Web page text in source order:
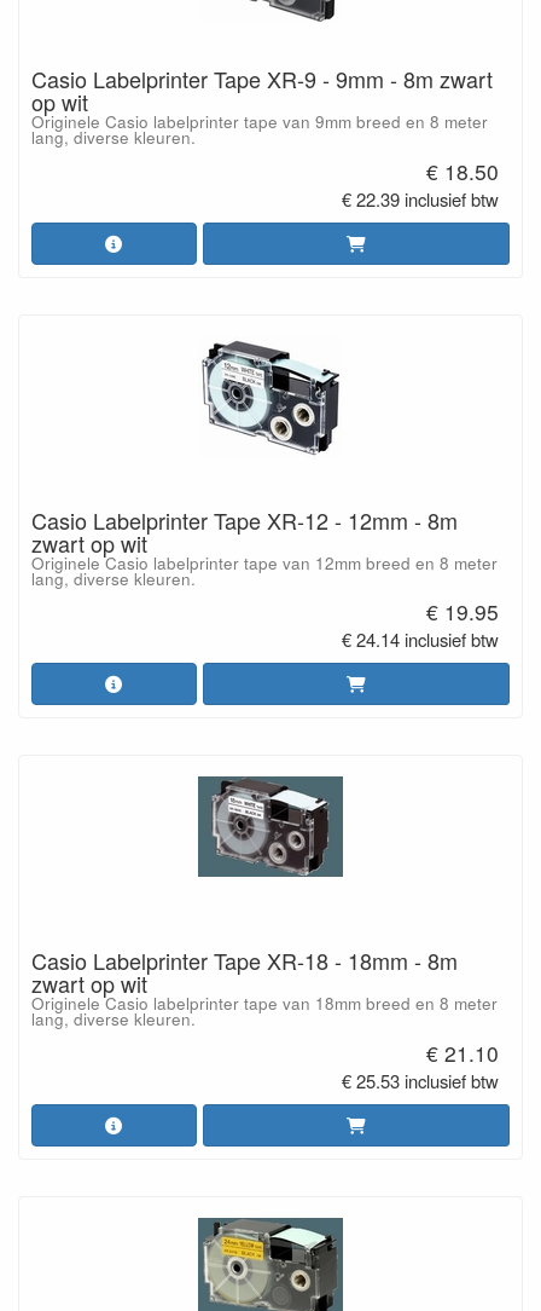
Casio Labelprinter Tape XR-9 - 9mm - 8m zwart
op wit
Originele Casio labelprinter tape van 9mm breed en 8 meter
lang, diverse kleuren.
€ 18.50
€ 22.39 inclusief btw
Casio Labelprinter Tape XR-12 - 12mm - 8m
zwart op wit
Originele Casio labelprinter tape van 12mm breed en 8 meter
lang, diverse kleuren.
€ 19.95
€ 24.14 inclusief btw
Casio Labelprinter Tape XR-18 - 18mm - 8m
zwart op wit
Originele Casio labelprinter tape van 18mm breed en 8 meter
lang, diverse kleuren.
€ 21.10
€ 25.53 inclusief btw